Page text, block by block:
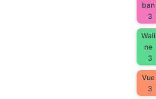
ban
3
Wali
ne
3
Vue
3